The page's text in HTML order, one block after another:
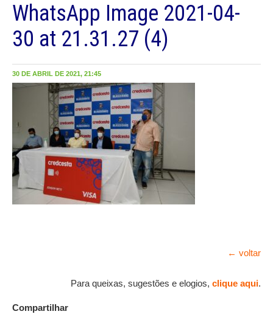
WhatsApp Image 2021-04-
30 at 21.31.27 (4)
30 DE ABRIL DE 2021, 21:45
← voltar
Para queixas, sugestões e elogios, clique aqui.
Compartilhar